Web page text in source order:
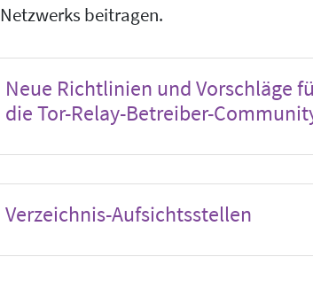
Netzwerks beitragen.
Neue Richtlinien und Vorschläge
die Tor-Relay-Betreiber-
Verzeichnis-Aufsichtsstellen